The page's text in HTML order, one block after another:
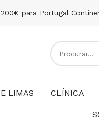
para Portugal
LIMAS CLÍNICA